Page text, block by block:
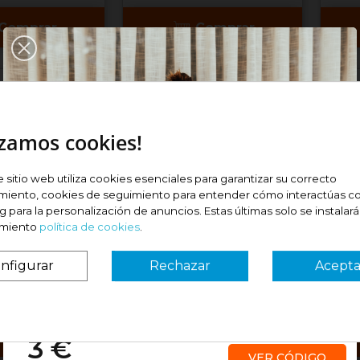
Comprar
CON
MULTICENTRUM SELECT
50+ COMPRIMIDOS
Precio
11,90 €
¿Es tu primera vez? ¡SORPRESA!
3 €
cookies!
sitio web utiliza cookies esenciales para garantizar su correcto
cookies de seguimiento para entender cómo interactúas
para la personalización de anuncios. Estas últimas solo se
política de cookies
Rechazar